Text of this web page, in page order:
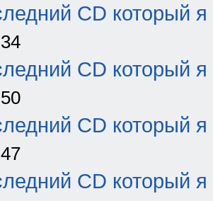
CD который я
CD который я
CD который я
CD который я